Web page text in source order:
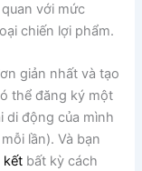
với mức
chiến lợi phẩm.
giản nhất và tạo
thể đăng ký một
di động của mình
lần). Và bạn
kết bất kỳ cách